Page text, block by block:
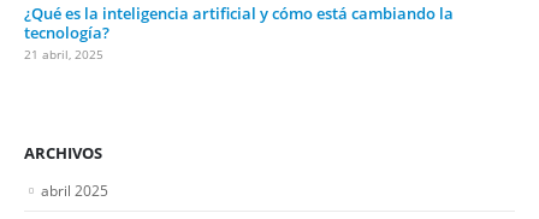
¿Qué es la inteligencia artificial y cómo está cambiando la
tecnología?
21 abril, 2025
ARCHIVOS
abril 2025